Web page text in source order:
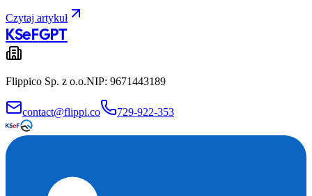
Czytaj artykuł
KSeFGPT
Flippico Sp. z o.o.NIP: 9671443189
contact@flippi.co 729-922-353